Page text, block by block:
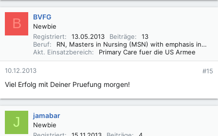
B BVFG
Newbie
Registriert
13.05.2013 Beiträge
13
Beruf
RN, Masters in Nursing (MSN) with emphasis in public health
Akt. Einsatzbereich
Primary Care fuer die US Armee
10.12.2013 #15
Viel Erfolg mit Deiner Pruefung morgen!
J jamabar
Newbie